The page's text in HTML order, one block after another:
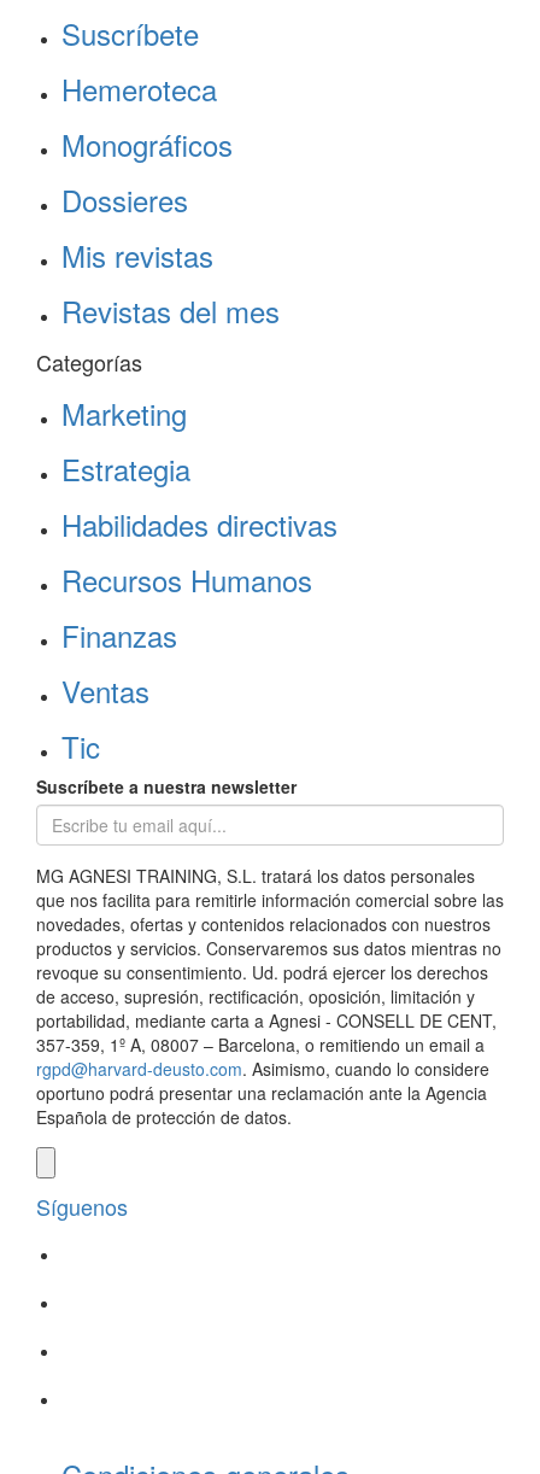
Suscríbete
Hemeroteca
Monográficos
Dossieres
Mis revistas
Revistas del mes
Categorías
Marketing
Estrategia
Habilidades directivas
Recursos Humanos
Finanzas
Ventas
Tic
Suscríbete a nuestra newsletter
MG AGNESI TRAINING, S.L. tratará los datos personales
que nos facilita para remitirle información comercial sobre las
novedades, ofertas y contenidos relacionados con nuestros
productos y servicios. Conservaremos sus datos mientras no
revoque su consentimiento. Ud. podrá ejercer los derechos
de acceso, supresión, rectificación, oposición, limitación y
portabilidad, mediante carta a Agnesi - CONSELL DE CENT,
357-359, 1º A, 08007 – Barcelona, o remitiendo un email a
rgpd@harvard-deusto.com. Asimismo, cuando lo considere
oportuno podrá presentar una reclamación ante la Agencia
Española de protección de datos.
Síguenos